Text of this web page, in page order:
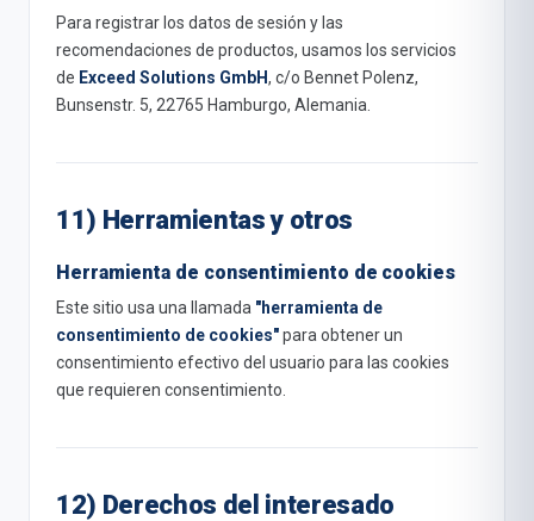
Para registrar los datos de sesión y las
recomendaciones de productos, usamos los servicios
de Exceed Solutions GmbH, c/o Bennet Polenz,
Bunsenstr. 5, 22765 Hamburgo, Alemania.
11) Herramientas y otros
Herramienta de consentimiento de cookies
Este sitio usa una llamada "herramienta de
consentimiento de cookies"para obtener un
consentimiento efectivo del usuario para las cookies
que requieren consentimiento.
12) Derechos del interesado